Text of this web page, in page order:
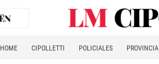
HOME CIPOLLETTI POLICIALES PROVINCIA